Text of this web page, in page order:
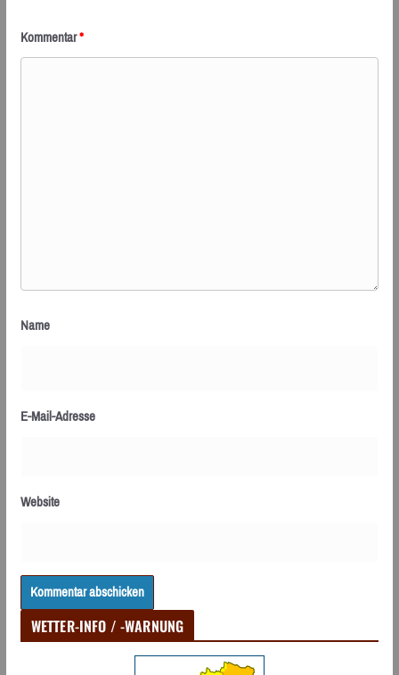
Kommentar*
Name
E-Mail-Adresse
Website
WETTER-INFO / -WARNUNG